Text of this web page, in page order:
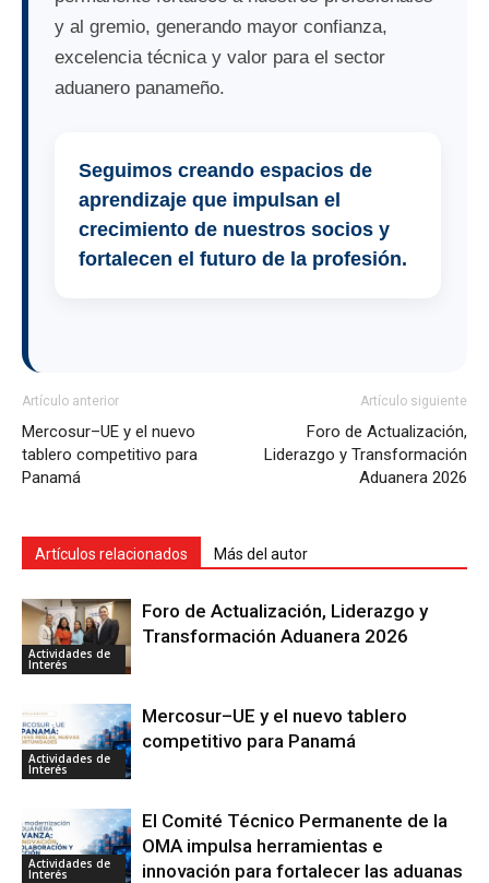
y al gremio, generando mayor confianza,
excelencia técnica y valor para el sector
aduanero panameño.
Seguimos creando espacios de
aprendizaje que impulsan el
crecimiento de nuestros socios y
fortalecen el futuro de la profesión.
Artículo anterior
Mercosur–UE y el nuevo
tablero competitivo para
Panamá
Artículo siguiente
Foro de Actualización,
Liderazgo y Transformación
Aduanera 2026
Artículos relacionados Más del autor
Actividades de
Interés
Foro de Actualización, Liderazgo y
Transformación Aduanera 2026
Actividades de
Interés
Mercosur–UE y el nuevo tablero
competitivo para Panamá
Actividades de
Interés
El Comité Técnico Permanente de la
OMA impulsa herramientas e
innovación para fortalecer las aduanas